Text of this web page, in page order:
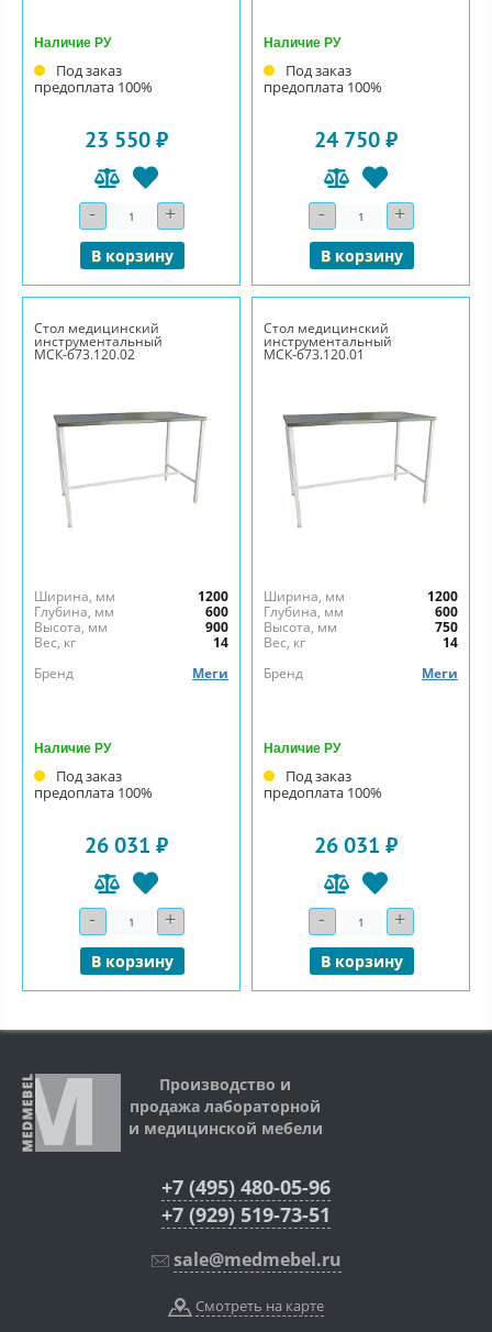
Наличие РУ
Под заказ
предоплата 100%
23 550 ₽
- Количество+
В корзину
Наличие РУ
Под заказ
предоплата 100%
24 750 ₽
- Количество+
В корзину
Стол медицинский
инструментальный
МСК-673.120.02
Ширина, мм
1200
Глубина, мм
600
Высота, мм
900
Вес, кг
14
Бренд
Меги
Наличие РУ
Под заказ
предоплата 100%
26 031 ₽
- Количество+
В корзину
Стол медицинский
инструментальный
МСК-673.120.01
Ширина, мм
1200
Глубина, мм
600
Высота, мм
750
Вес, кг
14
Бренд
Меги
Наличие РУ
Под заказ
предоплата 100%
26 031 ₽
- Количество+
В корзину
Производство и
продажа лабораторной
и медицинской мебели
+7 (495) 480-05-96
+7 (929) 519-73-51
sale@medmebel.ru
Смотреть на карте